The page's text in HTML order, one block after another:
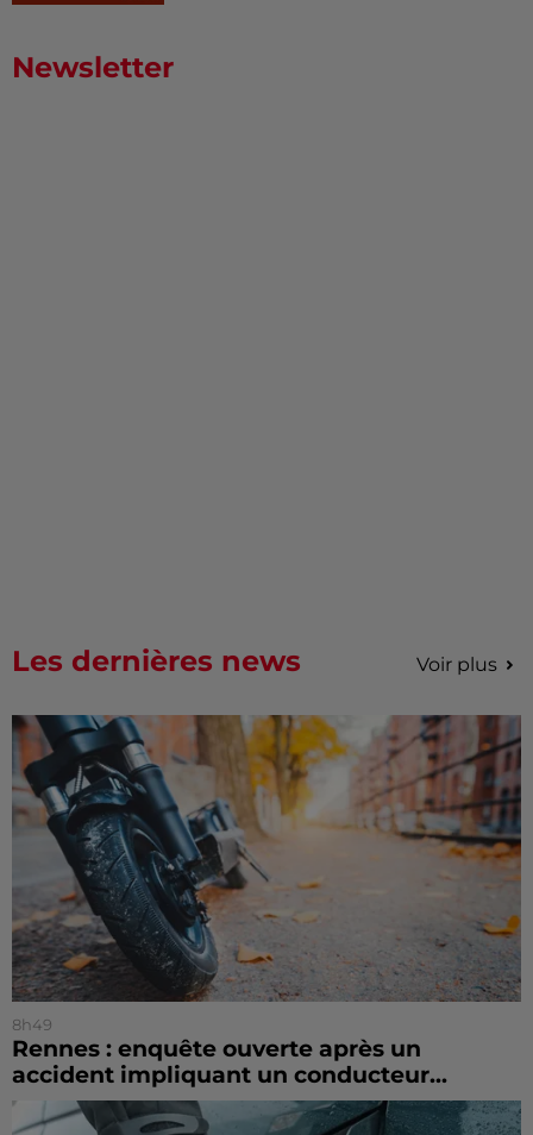
Newsletter
Les dernières news Voir plus
8h49
Rennes : enquête ouverte après un
accident impliquant un conducteur...